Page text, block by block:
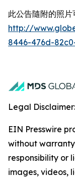
此公告隨附的照片
http://
8446-476d-
Legal Disclaimer:
EIN Presswire
without
responsibility or
images, videos,